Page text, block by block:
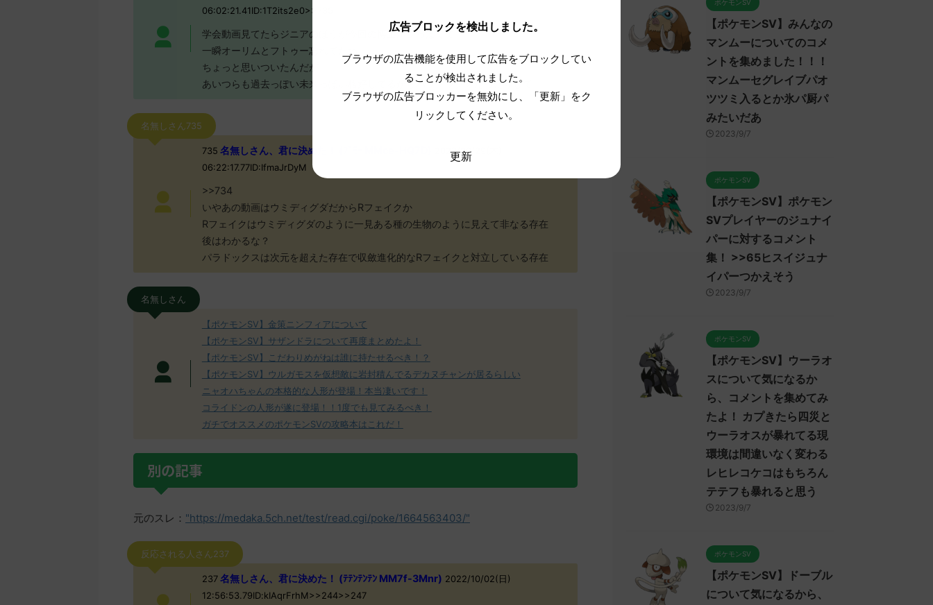
06:02:21.41ID:1T2its2e0>>735
学会動画見てたらジニアのほうが今回の博士ポジっぽくて
一瞬オーリムとフトゥー忘れてたわ
ちょっと思いついたんだが
あいつらも過去っぽい未来っぽい格好してるからパラドックスだったりして
名無しさん735
735 名無しさん、君に決めた！ (ﾌﾞﾓｰ MMce-HQ7D)
2022/09/29(木)
06:22:17.77ID:IfmaJrDyM
>>734
いやあの動画はウミディグダだからRフェイクか
Rフェイクはウミディグダのように一見ある種の生物のように見えて非なる存在
後はわかるな？
パラドックスは次元を超えた存在で収斂進化的なRフェイクと対立している存在
名無しさん
【ポケモンSV】金策ニンフィアについて
【ポケモンSV】サザンドラについて再度まとめたよ！
【ポケモンSV】こだわりめがねは誰に持たせるべき！？
【ポケモンSV】ウルガモスを仮想敵に岩封積んでるデカヌチャンが居るらしい
ニャオハちゃんの本格的な人形が登場！本当凄いです！
コライドンの人形が遂に登場！！1度でも見てみるべき！
ガチでオススメのポケモンSVの攻略本はこれだ！
別の記事
元のスレ： "https://medaka.5ch.net/test/read.cgi/poke/1664563403/"
反応される人さん237
237名無しさん、君に決めた！ (ﾃﾃﾝﾃﾝﾃﾝ MM7f-3Mnr) 2022/10/02(日)
12:56:53.79ID:kIAqrFrhM>>244>>247
ポケモンSV
【ポケモンSV】みんなの
マンムーについてのコメ
ントを集めました！！！
マンムーセグレイブパオ
ツツミ入るとか氷パ厨パ
みたいだあ
2023/9/7
ポケモンSV
【ポケモンSV】ポケモン
SVプレイヤーのジュナイ
パーに対するコメント
集！ >>65ヒスイジュナ
イパーつかえそう
2023/9/7
ポケモンSV
【ポケモンSV】ウーラオ
スについて気になるか
ら、コメントを集めてみ
たよ！ カプきたら四災と
ウーラオスが暴れてる現
環境は間違いなく変わる
レヒレコケコはもちろん
テテフも暴れると思う
2023/9/7
ポケモンSV
【ポケモンSV】ドーブル
について気になるから、
広告ブロックを検出しました。
ブラウザの広告機能を使用して広告をブロックしてい
ることが検出されました。
ブラウザの広告ブロッカーを無効にし、「更新」をク
リックしてください。
更新